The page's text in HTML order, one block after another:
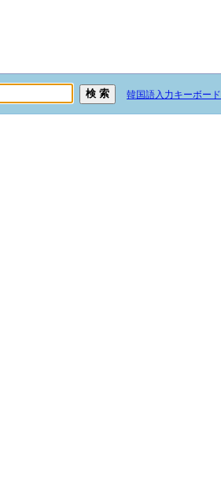
韓国語入力キーボード